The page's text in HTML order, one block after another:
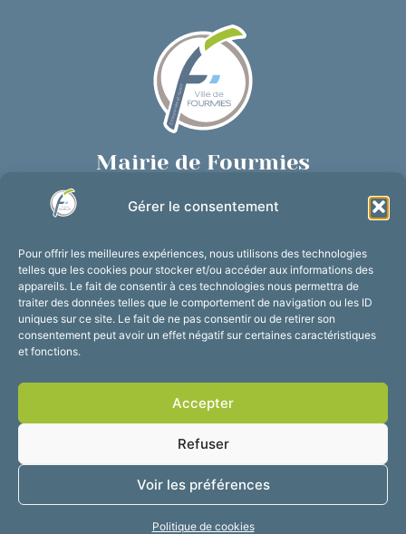
Gérer le consentement
Pour offrir les meilleures expériences, nous utilisons des technologies
telles que les cookies pour stocker et/ou accéder aux informations des
appareils. Le fait de consentir à ces technologies nous permettra de
traiter des données telles que le comportement de navigation ou les ID
uniques sur ce site. Le fait de ne pas consentir ou de retirer son
consentement peut avoir un effet négatif sur certaines caractéristiques
et fonctions.
Accepter
Refuser
Voir les préférences
Politique de cookies
Mairie de Fourmies
03 27 59 69 79
Horaires d’ouverture
Du lundi au vendredi :
de 8h30 à 12h et de 13h30 à 17h30
Suivez-nous !
Accessibilité
Mentions légales
2025 © Propulsé par